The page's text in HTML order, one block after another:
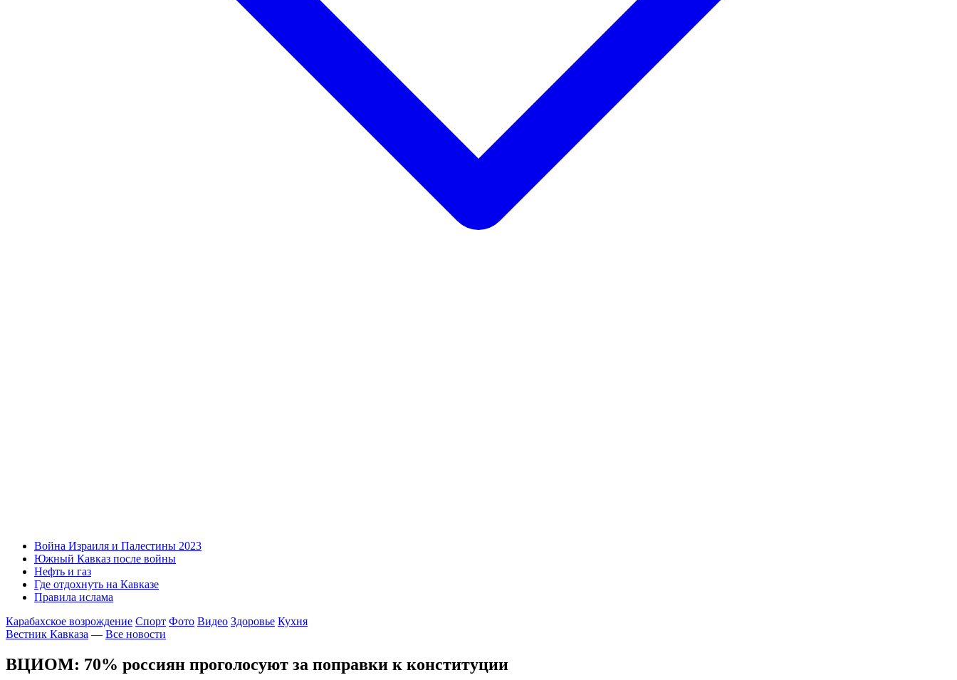
Война Израиля и Палестины 2023
Южный Кавказ после войны
Нефть и газ
Где отдохнуть на Кавказе
Правила ислама
Карабахское возрождение Спорт Фото Видео Здоровье Кухня
Вестник Кавказа — Все новости
ВЦИОМ: 70% россиян проголосуют за поправки к конституции